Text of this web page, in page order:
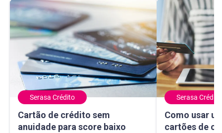
Serasa Crédito
Cartão de crédito sem
anuidade para score baixo
Cartão de crédito sem anuidade para score baixo
Serasa Crédito
Como usar
cartões de
Como usar um